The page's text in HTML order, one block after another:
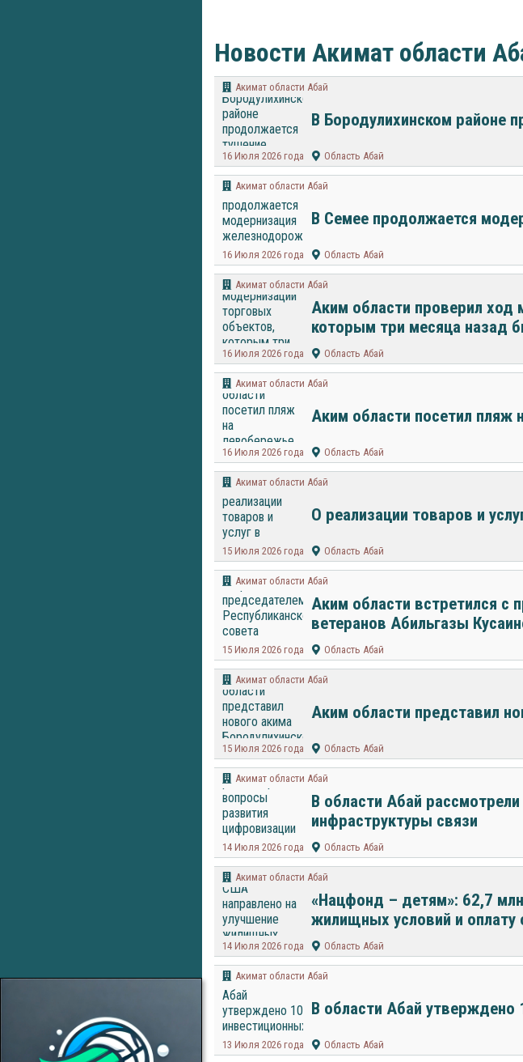
Новости Акимат области
Акимат области Абай
В Бородулихинском районе
16 Июля 2026 года Область Абай
Акимат области Абай
В Семее продолжается
16 Июля 2026 года Область Абай
Акимат области Абай
Аким области проверил ход
которым три месяца назад
16 Июля 2026 года Область Абай
Акимат области Абай
Аким области посетил пляж
16 Июля 2026 года Область Абай
Акимат области Абай
О реализации товаров и
15 Июля 2026 года Область Абай
Акимат области Абай
Аким области встретился с
ветеранов Абильгазы
15 Июля 2026 года Область Абай
Акимат области Абай
Аким области представил
15 Июля 2026 года Область Абай
Акимат области Абай
В области Абай
инфраструктуры связи
14 Июля 2026 года Область Абай
Акимат области Абай
«Нацфонд – детям»: 62,7
жилищных условий и оплату
14 Июля 2026 года Область Абай
Акимат области Абай
В области Абай утверждено
13 Июля 2026 года Область Абай